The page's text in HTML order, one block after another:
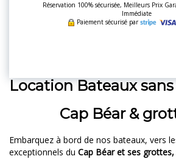
Réservation 100% sécurisée, Meilleurs Prix
Immédiate
Paiement sécurisé par
Location Bateaux
Cap Béar &
Embarquez à bord de nos bateaux, vers
exceptionnels du Cap Béar et ses